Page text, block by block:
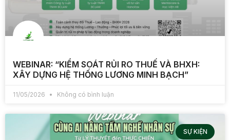
WEBINAR: “KIỂM SOÁT RỦI RO THUẾ VÀ BHXH:
XÂY DỰNG HỆ THỐNG LƯƠNG MINH BẠCH”
11/05/2026 Không có bình luận
SỰ KIỆN